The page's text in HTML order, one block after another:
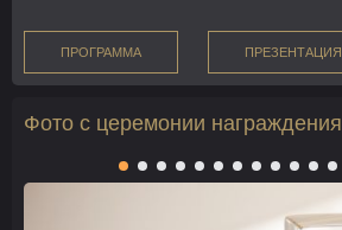
ПРОГРАММА ПРЕЗЕНТАЦИЯ
Фото с церемонии награждения